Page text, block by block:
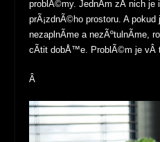
problÃ©my. JednÃ­m zÂ nich je
prÃ¡zdnÃ©ho prostoru. A
nezaplnÃ­me a nezÃºtulnÃ­me,
cÃ­tit dobÅ™e. ProblÃ©m je vÂ
Â